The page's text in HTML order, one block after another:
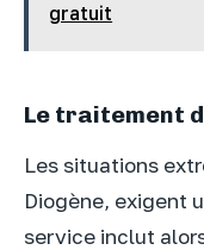
gratuit
Le traitement
Les situations
Diogène, exigent
service inclut